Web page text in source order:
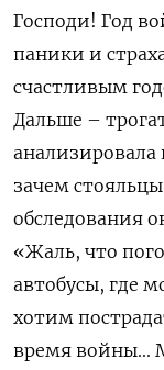
Господи! Год
паники и
счастливым
Дальше –
анализировала
зачем
обследования
«Жаль, что
автобусы, где
хотим
время войны...